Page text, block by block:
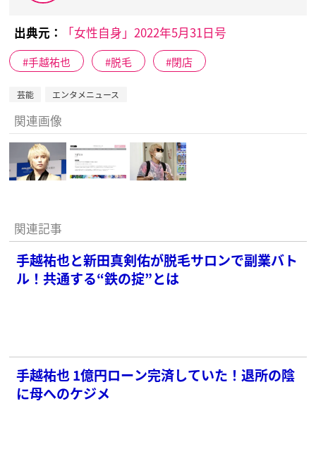
出典元： 「女性自身」2022年5月31日号
手越祐也 脱毛 閉店
芸能 エンタメニュース
関連画像
関連記事
手越祐也と新田真剣佑が脱毛サロンで副業バト
ル！共通する“鉄の掟”とは
手越祐也 1億円ローン完済していた！退所の陰
に母へのケジメ